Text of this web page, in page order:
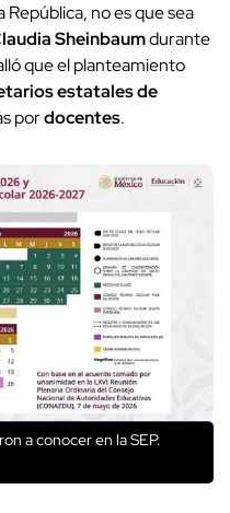
República, no es que sea
Sheinbaumdurante
que el planteamiento
estatales de
pordocentes.
a conocer en la SEP.